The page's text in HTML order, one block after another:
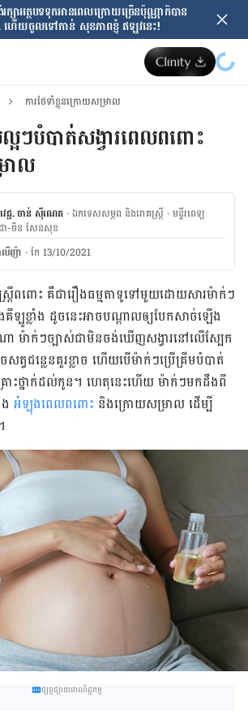
សាអត្ថបទទុកអានពេលក្រោយ​ច្រើនប៉ុណ្ណាក៏បាន
ហើយចូលទៅកាន់ សុខភាពខ្ញុំ ឥឡូវនេះ!
ការថែទាំខ្លួនក្រោយសម្រាល
ៗបំបាត់សង្វារពេលពពោះ
ាល
វេជ្ជ. ចាន់ ស៊ីណេត ·ឯកទេសសម្ភព និងរោគស្ត្រី ·ម​ន្ទីរពេទ្យ
ជា-ចិន សែនសុខ
លីញ៉ា ·កែ 13/10/2021
រី​ពពោះ គឺ​ជា​រឿង​ធម្មតា​ទូទៅ​មួយ​ដោយ​សារ​ម៉ាក់​ៗ​
ឡូ​ខ្លាំង ដូច​នេះ​អាច​បណ្ដាល​ឲ្យ​បែក​សាច់​ឡើង​
ា ម៉ាក់​ៗ​ច្បាស់​ជា​មិន​ចង់​ឃើញ​សង្វារ​នៅ​លើ​ស្បែក​
ត្វ​ជន្លេន​គួរ​ខ្លាច ហើយ​បើ​ម៉ាក់​ៗ​ប្រើ​គ្រីម​បំបាត់​
គ្រោះ​ថ្នាក់​ដល់​កូន។ ហេតុ​នេះ​ហើយ ម៉ាក់​ៗ​មក​ដឹង​ពី​
អំឡុង​ពេល​ពពោះ និង​ក្រោយ​សម្រាល ដើម្បី​
ផ្សព្វផ្សាយពាណិជ្ជកម្ម